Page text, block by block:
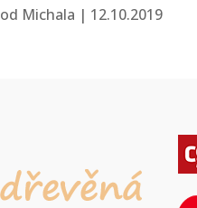
od Michala | 12.10.2019